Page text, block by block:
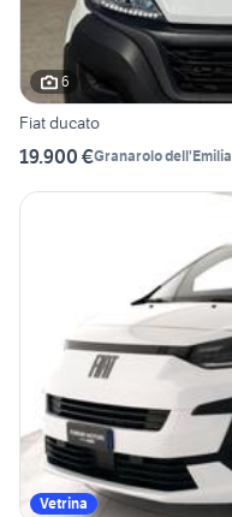
6
Fiat ducato
19.900 €Granarolo dell'Emilia
Vetrina